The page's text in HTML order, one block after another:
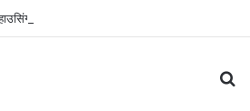
बोर्ड में बदलाव, 3 अफसरों को नई जिम्मेदारी